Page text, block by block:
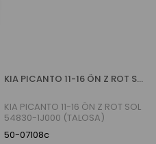
KIA PICANTO 11-16 ÖN Z ROT SOL 54830-1J000 (TALOSA)
KIA PICANTO 11-16 ÖN Z ROT SOL
54830-1J000 (TALOSA)
50-07108c